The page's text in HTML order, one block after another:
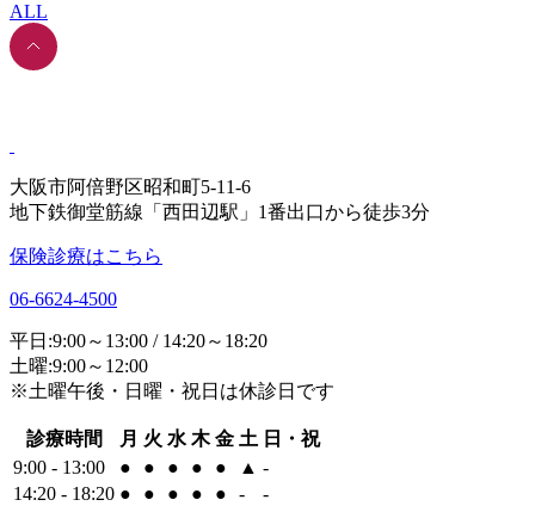
ALL
大阪市阿倍野区昭和町5-11-6
地下鉄御堂筋線「西田辺駅」1番出口から徒歩3分
保険診療はこちら
06-6624-4500
平日:9:00～13:00 / 14:20～18:20
土曜:9:00～12:00
※土曜午後・日曜・祝日は休診日です
診療時間 月 火 水 木 金 土 日・祝
9:00 - 13:00
● ● ● ● ● ▲ -
14:20 - 18:20 ● ● ● ● ● - -